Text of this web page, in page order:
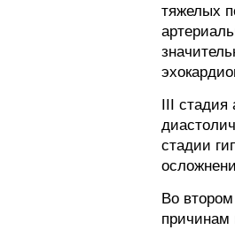
тяжелых
III стадия
стадии
Во
причинам